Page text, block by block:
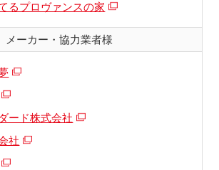
るプロヴァンスの家
メーカー・協力業者様
ード株式会社
社